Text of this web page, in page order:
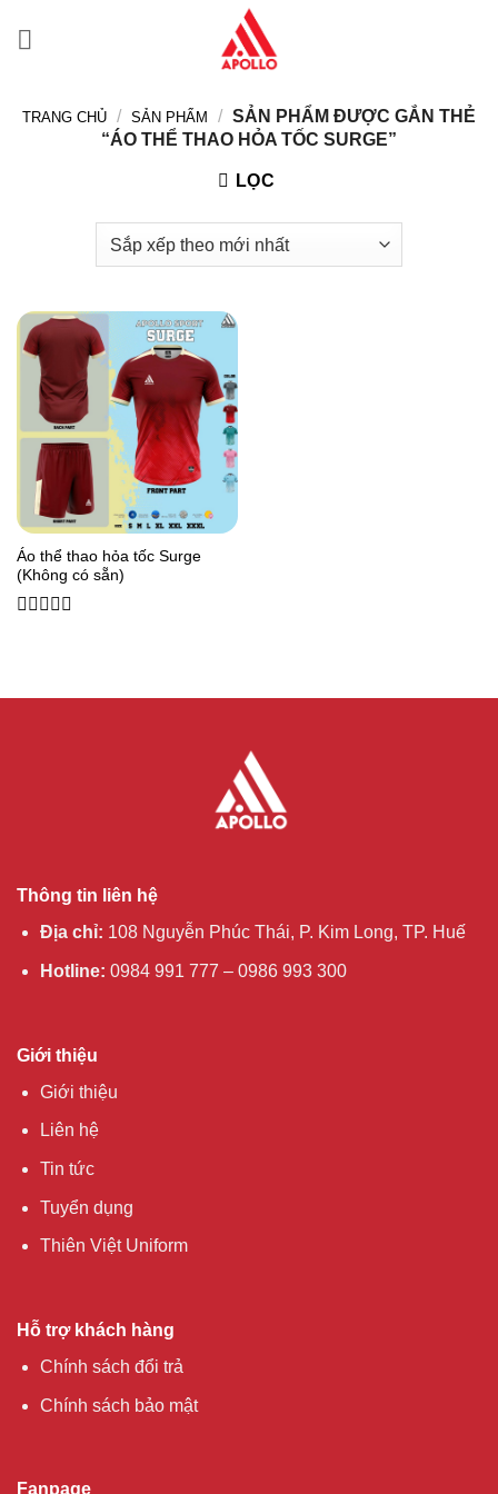
TRANG CHỦ / SẢN PHẨM / SẢN PHẨM ĐƯỢC GẮN THẺ
“ÁO THỂ THAO HỎA TỐC SURGE”
LỌC
Áo thể thao hỏa tốc Surge
(Không có sẵn)
Thông tin liên hệ
Địa chỉ: 108 Nguyễn Phúc Thái, P. Kim Long, TP. Huế
Hotline: 0984 991 777 – 0986 993 300
Giới thiệu
Giới thiệu
Liên hệ
Tin tức
Tuyển dụng
Thiên Việt Uniform
Hỗ trợ khách hàng
Chính sách đổi trả
Chính sách bảo mật
Fanpage